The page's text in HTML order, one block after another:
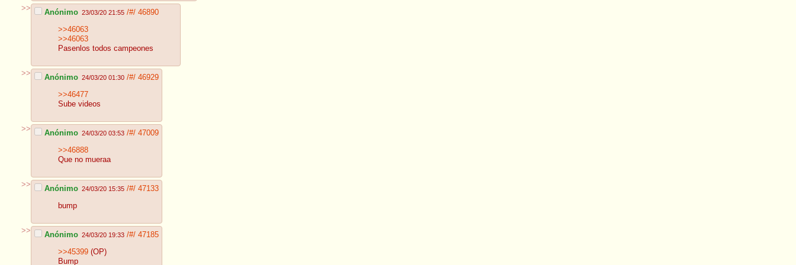
>> Anónimo 23/03/20 21:55 /#/ 46890
>>46063
>>46063
Pasenlos todos campeones
>> Anónimo 24/03/20 01:30 /#/ 46929
>>46477
Sube videos
>> Anónimo 24/03/20 03:53 /#/ 47009
>>46888
Que no mueraa
>> Anónimo 24/03/20 15:35 /#/ 47133
bump
>> Anónimo 24/03/20 19:33 /#/ 47185
>>45399 (OP)
Bump